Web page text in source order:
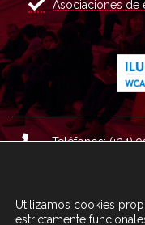
Asociaciones de
Teléfonos: (+34)
Correo :
Utilizamos cookies
estrictamente